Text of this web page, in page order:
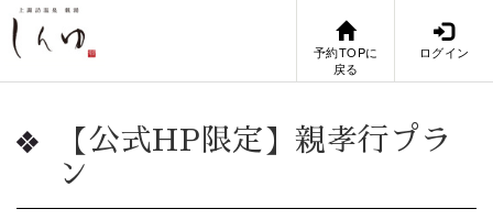
予約TOPに
戻る
ログイン
【公式HP限定】親孝行プラ
ン